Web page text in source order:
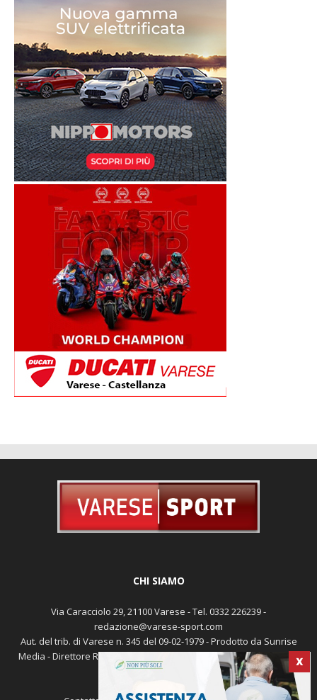
X
CHI SIAMO
Via Caracciolo 29, 21100 Varese - Tel. 0332 226239 -
redazione@varese-sport.com
Aut. del trib. di Varese n. 345 del 09-02-1979 - Prodotto da Sunrise
Media - Direttore Responsabile: Michele Marocco -Cookie policy
Pubblicità